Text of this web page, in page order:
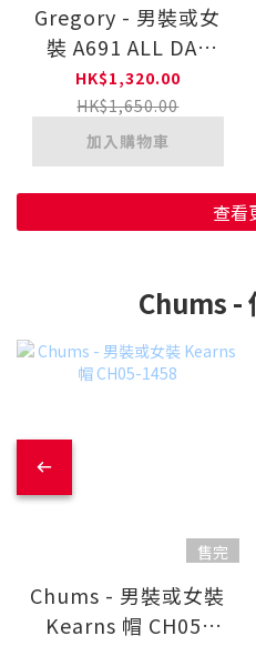
Gregory - 男裝或女
裝 A691 ALL DAY
V2.1 A691 LOG
CABIN KH木屋卡其色
背囊 131365-A691
HK$1,320.00
HK$1,650.00
加入購物車
查看
Chums -
售完
Chums - 男裝或女裝
Kearns 帽 CH05-